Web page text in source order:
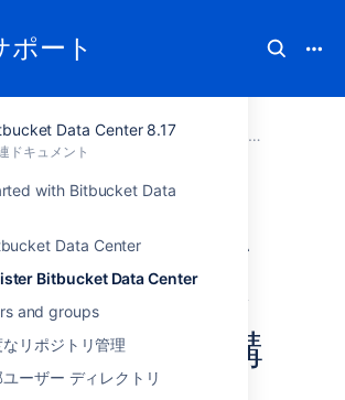
ポート
Data Center 8.17
ドキュメント
with Bitbucket Data
Data Center
Bitbucket Data Center
and groups
リポジトリ管理
ーザー ディレクトリ
ン サポート Bitbucket 8.17関連ドキュメント
Data Center 8.17
リケーション
断したプロジ
ト リンクの構